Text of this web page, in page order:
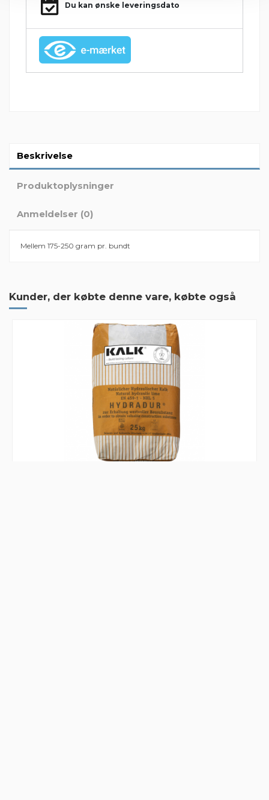
Du kan ønske leveringsdato
Beskrivelse
Produktoplysninger
Anmeldelser (0)
Mellem 175-250 gram pr. bundt
Kunder, der købte denne vare, købte også